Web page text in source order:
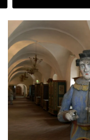
zählen
Cookies,
die
für
den
Betrieb
der
Seite
notwendig
sind
(funktionale
Cookies),